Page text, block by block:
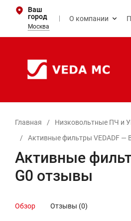
Ваш
город
Москва
О компании
Главная / Низковольтные ПЧ и
/
Активные фильтры VEDADF —
Активные
G0 отзывы
Обзор Отзывы (0)